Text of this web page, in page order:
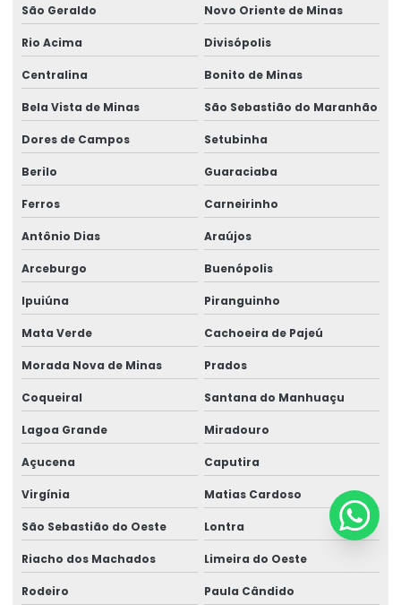
São Geraldo Novo Oriente de Minas
Rio Acima Divisópolis
Centralina Bonito de Minas
Bela Vista de Minas São Sebastião do Maranhão
Dores de Campos Setubinha
Berilo Guaraciaba
Ferros Carneirinho
Antônio Dias Araújos
Arceburgo Buenópolis
Ipuiúna Piranguinho
Mata Verde Cachoeira de Pajeú
Morada Nova de Minas Prados
Coqueiral Santana do Manhuaçu
Lagoa Grande Miradouro
Açucena Caputira
Virgínia Matias Cardoso
São Sebastião do Oeste Lontra
Riacho dos Machados Limeira do Oeste
Rodeiro Paula Cândido